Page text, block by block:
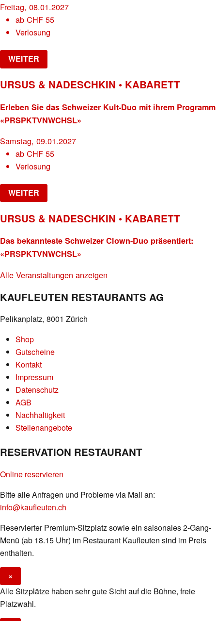
Freitag, 08.01.2027
abCHF 55
Verlosung
WEITER
URSUS & NADESCHKIN • KABARETT
Erleben Sie das Schweizer Kult-Duo mit ihrem Programm
«PRSPKTVNWCHSL»
Samstag, 09.01.2027
abCHF 55
Verlosung
WEITER
URSUS & NADESCHKIN • KABARETT
Das bekannteste Schweizer Clown-Duo präsentiert:
«PRSPKTVNWCHSL»
Alle Veranstaltungen anzeigen
KAUFLEUTEN RESTAURANTS AG
Pelikanplatz, 8001 Zürich
Shop
Gutscheine
Kontakt
Impressum
Datenschutz
AGB
Nachhaltigkeit
Stellenangebote
RESERVATION RESTAURANT
Online reservieren
Bitte alle Anfragen und Probleme via Mail an:
info@kaufleuten.ch
Reservierter Premium-Sitzplatz sowie ein saisonales 2-Gang-
Menü (ab 18.15 Uhr) im Restaurant Kaufleuten sind im Preis
enthalten.
×
Alle Sitzplätze haben sehr gute Sicht auf die Bühne, freie
Platzwahl.